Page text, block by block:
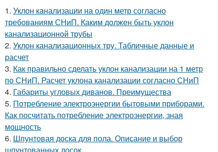
1. Уклон канализации на один метр согласно
требованиям СНиП. Каким должен быть уклон
канализационной трубы
2. Уклон канализационных тру. Табличные данные и
расчет
3. Как правильно сделать уклон канализации на 1 метр
по СНиП. Расчет уклона канализации согласно СНиП
4. Габариты угловых диванов. Преимущества
5. Потребление электроэнергии бытовыми приборами.
Как посчитать потребление электроэнергии, зная
мощность
6. Шпунтовая доска для пола. Описание и выбор